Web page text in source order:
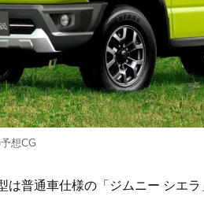
想CG
は普通車仕様の「ジムニー シエラ